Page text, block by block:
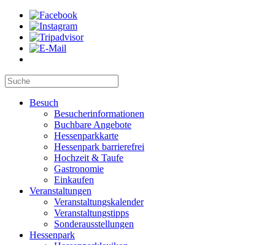
Besuch
Besucherinformationen
Buchbare Angebote
Hessenparkkarte
Hessenpark barrierefrei
Hochzeit & Taufe
Gastronomie
Einkaufen
Veranstaltungen
Veranstaltungskalender
Veranstaltungstipps
Sonderausstellungen
Hessenpark